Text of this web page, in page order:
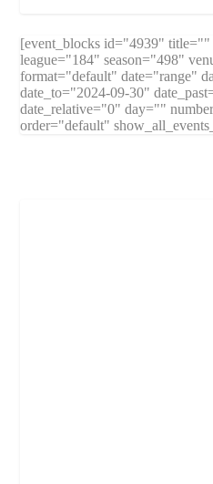
[event_blocks id="4939"
league="184" season="498"
format="default" date="range"
date_to="2024-09-30"
date_relative="0" day=""
order="default"